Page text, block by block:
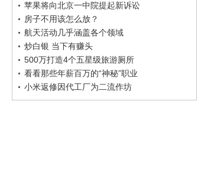
苹果将向北京一中院提起新诉讼
房子不用该怎么放？
航天活动几乎涵盖各个领域
炒白银 当下有赚头
500万打造4个五星级旅游厕所
看看那些年薪百万的“神秘”职业
小米返修因代工厂为二流作坊